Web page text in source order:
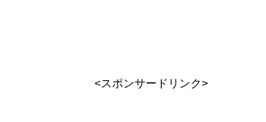
<スポンサードリンク>